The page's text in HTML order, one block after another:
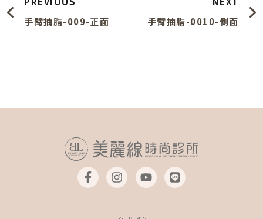
手臂抽脂-009-正面
手臂抽脂-0010-側面
F
a
c
I
n
s
a
Y
o
u
L
i
n